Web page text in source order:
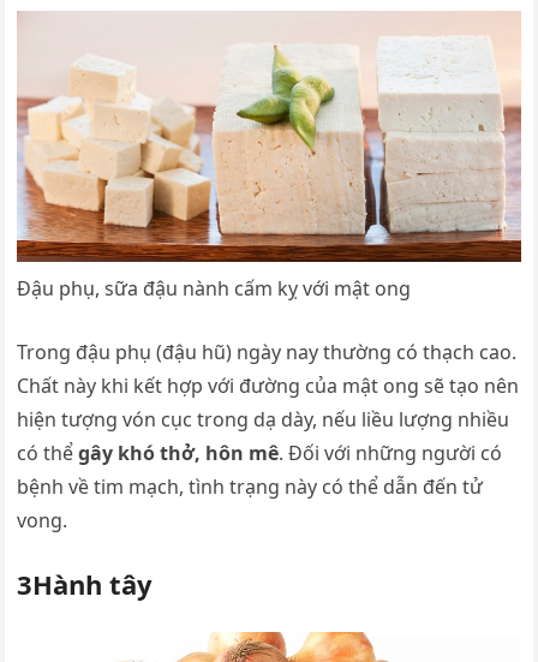
Đậu phụ, sữa đậu nành cấm kỵ với mật ong
Trong đậu phụ (đậu hũ) ngày nay thường có thạch cao.
Chất này khi kết hợp với đường của mật ong sẽ tạo nên
hiện tượng vón cục trong dạ dày, nếu liều lượng nhiều
có thểgây khó thở, hôn mê. Đối với những người có
bệnh về tim mạch, tình trạng này có thể dẫn đến tử
vong.
3Hành tây